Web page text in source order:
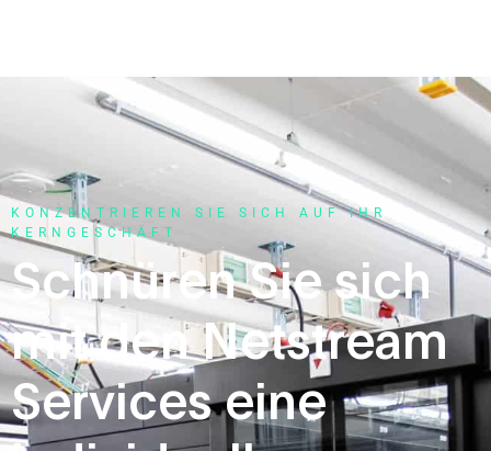
KONZENTRIEREN SIE SICH AUF IHR
KERNGESCHÄFT
Schnüren Sie sich
mit den Netstream
Services eine